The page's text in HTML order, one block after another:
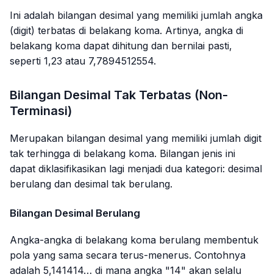
Ini adalah bilangan desimal yang memiliki jumlah angka
(digit) terbatas di belakang koma. Artinya, angka di
belakang koma dapat dihitung dan bernilai pasti,
seperti 1,23 atau 7,7894512554.
Bilangan Desimal Tak Terbatas (Non-
Terminasi)
Merupakan bilangan desimal yang memiliki jumlah digit
tak terhingga di belakang koma. Bilangan jenis ini
dapat diklasifikasikan lagi menjadi dua kategori: desimal
berulang dan desimal tak berulang.
Bilangan Desimal Berulang
Angka-angka di belakang koma berulang membentuk
pola yang sama secara terus-menerus. Contohnya
adalah 5,141414… di mana angka "14" akan selalu